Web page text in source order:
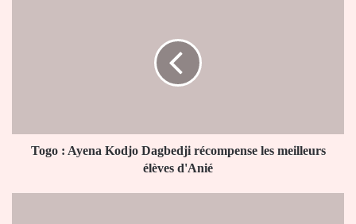
élèves
d'AniéTogo : Ayena Kodjo Dagbedji récompense les meilleurs
élèves d'Anié